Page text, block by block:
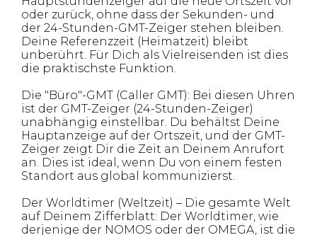
oder zurück, ohne dass der Sekunden- und
der 24-Stunden-GMT-Zeiger stehen bleiben.
Deine Referenzzeit (Heimatzeit) bleibt
unberührt. Für Dich als Vielreisenden ist dies
die praktischste Funktion.
Die "Büro"-GMT (Caller GMT): Bei diesen Uhren
ist der GMT-Zeiger (24-Stunden-Zeiger)
unabhängig einstellbar. Du behältst Deine
Hauptanzeige auf der Ortszeit, und der GMT-
Zeiger zeigt Dir die Zeit an Deinem Anrufort
an. Dies ist ideal, wenn Du von einem festen
Standort aus global kommunizierst.
Der Worldtimer (Weltzeit) – Die gesamte Welt
auf Deinem Zifferblatt: Der Worldtimer, wie
derjenige der NOMOS oder der OMEGA, ist die